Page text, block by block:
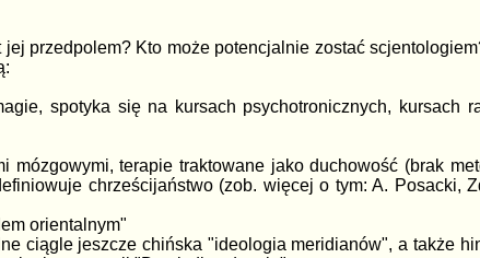
przedpolem? Kto może potencjalnie zostać
spotyka się na kursach psychotronicznych, kursach
terapie traktowane jako duchowość (brak
chrześcijaństwo (zob. więcej o tym: A. Posacki,
orientalnym"
ciągle jeszcze chińska "ideologia meridianów", a także